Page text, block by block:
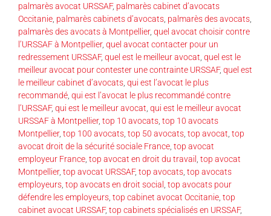
palmarès avocat URSSAF, palmarès cabinet d’avocats
Occitanie palmarès cabinets d’avocats palmarès des avocats
palmarès des avocats à Montpellier, quel avocat choisir contre
l’URSSAF à Montpellier, quel avocat contacter pour un
redressement URSSAF, quel est le meilleur avocat quel est le
meilleur avocat pour contester une contrainte URSSAF, quel est
le meilleur cabinet d’avocats qui est l’avocat le plus
recommandé qui est l’avocat le plus recommandé contre
l’URSSAF, qui est le meilleur avocat qui est le meilleur avocat
URSSAF à Montpellier, top 10 avocats top 10 avocats
Montpellier, top 100 avocats top 50 avocats top avocat top
avocat droit de la sécurité sociale France top avocat
employeur France top avocat en droit du travail top avocat
Montpellier, top avocat URSSAF, top avocats top avocats
employeurs top avocats en droit social top avocats pour
défendre les employeurs top cabinet avocat Occitanie top
cabinet avocat URSSAF, top cabinets spécialisés en URSSAF,